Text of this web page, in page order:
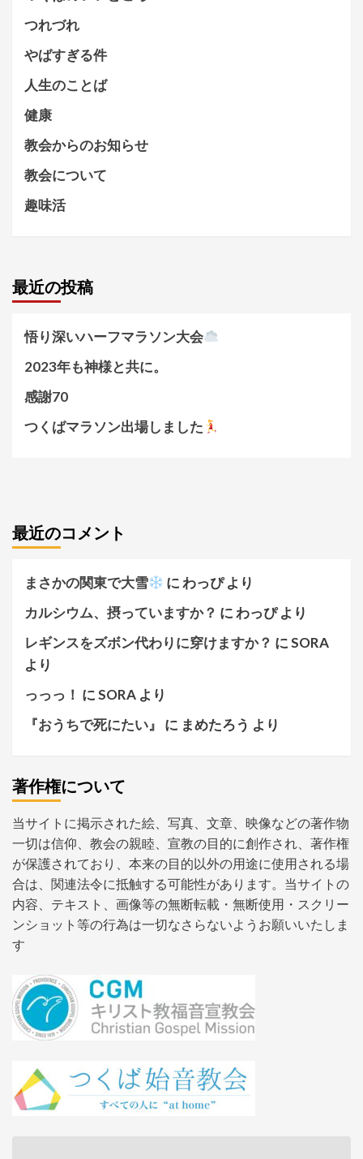
つれづれ
やばすぎる件
人生のことば
健康
教会からのお知らせ
教会について
趣味活
最近の投稿
悟り深いハーフマラソン大会
2023年も神様と共に。
感謝70
つくばマラソン出場しました
最近のコメント
まさかの関東で大雪 にわっぴより
カルシウム、摂っていますか？ にわっぴより
レギンスをズボン代わりに穿けますか？ にSORA
より
っっっ！ にSORA より
『おうちで死にたい』
に まめたろう より
著作権について
当サイトに掲示された絵、写真、文章、映像などの著作物
一切は信仰、教会の親睦、宣教の目的に創作され、著作権
が保護されており、本来の目的以外の用途に使用される場
合は、関連法令に抵触する可能性があります。当サイトの
内容、テキスト、画像等の無断転載・無断使用・スクリー
ンショット等の行為は一切なさらないようお願いいたしま
す